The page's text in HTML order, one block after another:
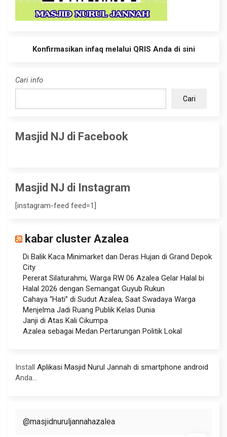
Konfirmasikan infaq melalui QRIS Anda di sini
Cari info
Cari
Masjid NJ di Facebook
Masjid NJ di Instagram
[instagram-feed feed=1]
kabar cluster Azalea
Di Balik Kaca Minimarket dan Deras Hujan di Grand Depok
City
Pererat Silaturahmi, Warga RW 06 Azalea Gelar Halal bi
Halal 2026 dengan Semangat Guyub Rukun
Cahaya “Hati” di Sudut Azalea, Saat Swadaya Warga
Menjelma Jadi Ruang Publik Kelas Dunia
Janji di Atas Kali Cikumpa
Azalea sebagai Medan Pertarungan Politik Lokal
Install Aplikasi Masjid Nurul Jannah di smartphone android
Anda...
@masjidnuruljannahazalea